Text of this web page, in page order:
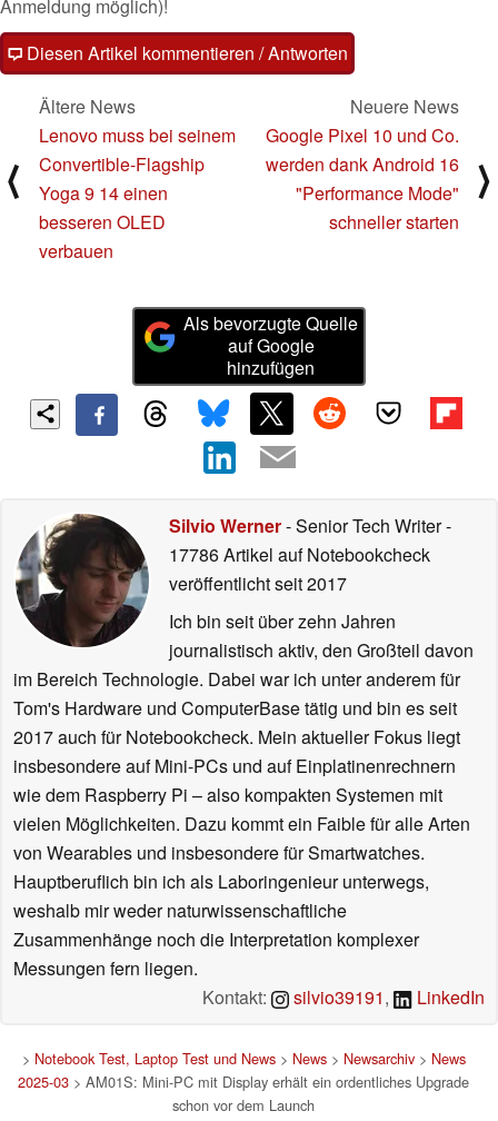
Anmeldung möglich)!
Diesen Artikel kommentieren / Antworten
⟨
Ältere News
Lenovo muss bei seinem
Convertible-Flagship
Yoga 9 14 einen
besseren OLED
verbauen
Neuere News
Google Pixel 10 und Co.
werden dank Android 16
"Performance Mode"
schneller starten
⟩
Als bevorzugte Quelle
auf Google
hinzufügen
Silvio Werner- Senior Tech Writer-
17786 Artikel auf Notebookcheck
veröffentlichtseit 2017
Ich bin seit über zehn Jahren
journalistisch aktiv, den Großteil davon
im Bereich Technologie. Dabei war ich unter anderem für
Tom's Hardware und ComputerBase tätig und bin es seit
2017 auch für Notebookcheck. Mein aktueller Fokus liegt
insbesondere auf Mini-PCs und auf Einplatinenrechnern
wie dem Raspberry Pi – also kompakten Systemen mit
vielen Möglichkeiten. Dazu kommt ein Faible für alle Arten
von Wearables und insbesondere für Smartwatches.
Hauptberuflich bin ich als Laboringenieur unterwegs,
weshalb mir weder naturwissenschaftliche
Zusammenhänge noch die Interpretation komplexer
Messungen fern liegen.
Kontakt:
silvio39191, LinkedIn
> Notebook Test, Laptop Test und News> News> Newsarchiv> News
2025-03 > AM01S: Mini-PC mit Display erhält ein ordentliches Upgrade
schon vor dem Launch